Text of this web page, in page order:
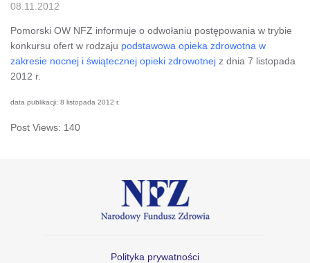
08.11.2012
Pomorski OW NFZ informuje o odwołaniu postępowania w trybie
konkursu ofert w rodzaju podstawowa opieka zdrowotna w
zakresie nocnej i świątecznej opieki zdrowotnej z dnia 7 listopada
2012 r.
data publikacji: 8 listopada 2012 r.
Post Views: 140
Polityka prywatności